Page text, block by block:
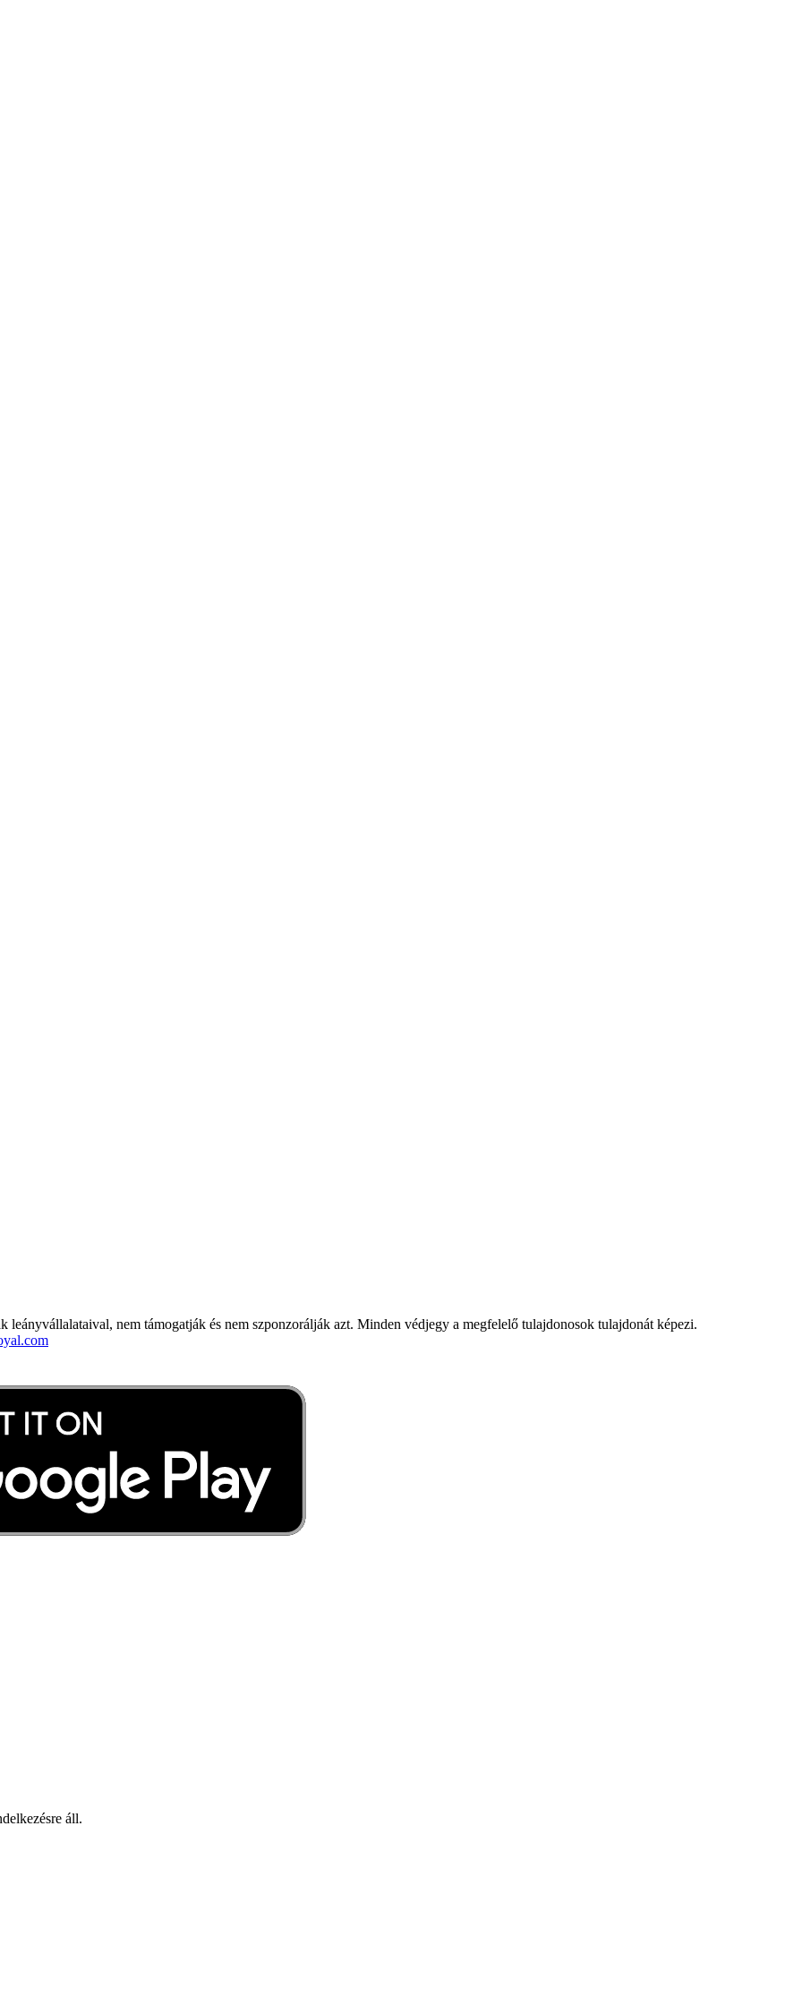
nem támogatják és nem szponzorálják azt. Minden védjegy a megfelelő tulajdonosok tulajdonát képezi.
áll.